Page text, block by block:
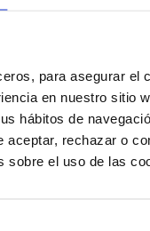
para asegurar el
en nuestro sitio
hábitos de
rechazar o
sobre el uso de las